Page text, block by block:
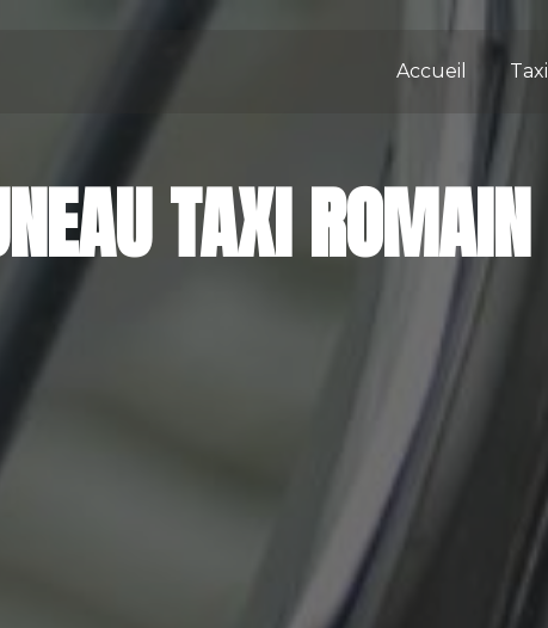
Accueil Taxi
TAXI ROMAIN